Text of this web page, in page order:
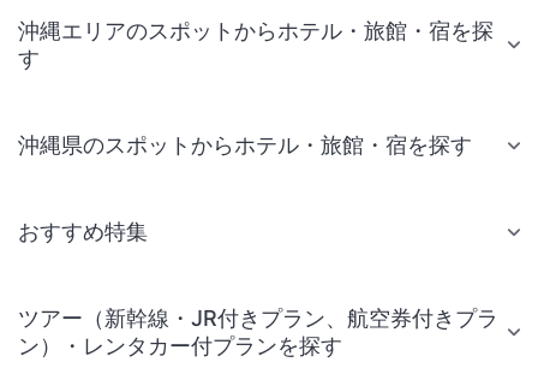
沖縄エリアのスポットからホテル・旅館・宿を探
す
沖縄県のスポットからホテル・旅館・宿を探す
おすすめ特集
ツアー（新幹線・JR付きプラン、航空券付きプラ
ン）・レンタカー付プランを探す